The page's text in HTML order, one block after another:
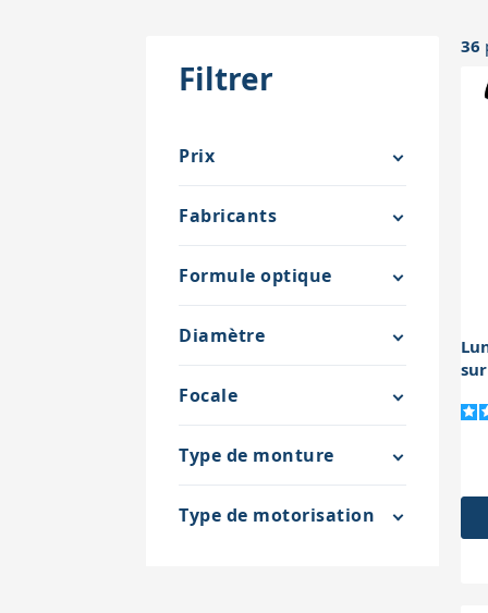
Filtrer
Prix
Fabricants
Formule optique
Diamètre
Focale
Type de monture
Type de motorisation
36